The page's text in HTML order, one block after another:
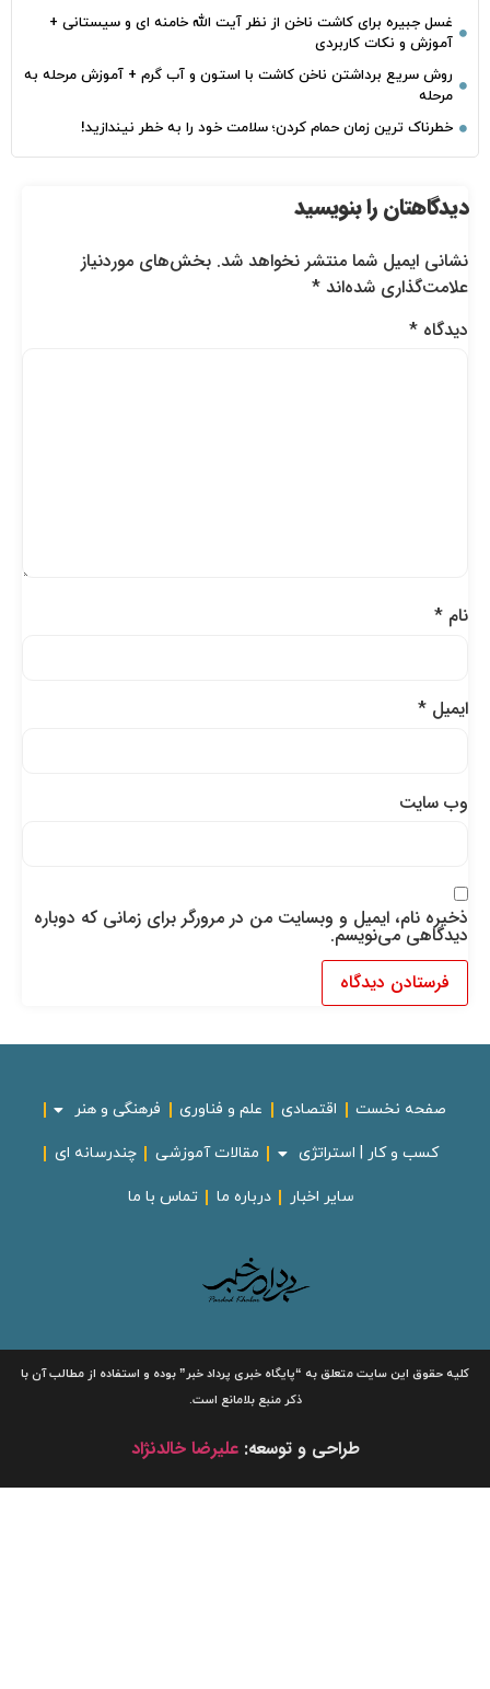
غسل جبیره برای کاشت ناخن از نظر آیت الله خامنه ای و سیستانی +
آموزش و نکات کاربردی
روش سریع برداشتن ناخن کاشت با استون و آب گرم + آموزش مرحله به
مرحله
خطرناک‌ ترین زمان‌ حمام کردن؛ سلامت خود را به خطر نیندازید!
دیدگاهتان را بنویسید
نشانی ایمیل شما منتشر نخواهد شد. بخش‌های موردنیاز
علامت‌گذاری شده‌اند*
دیدگاه*
نام*
ایمیل*
وب‌ سایت
ذخیره نام، ایمیل و وبسایت من در مرورگر برای زمانی که دوباره
دیدگاهی می‌نویسم.
صفحه نخست اقتصادی علم و فناوری فرهنگی و هنر
کسب و کار | استراتژی مقالات آموزشی چندرسانه ای
سایر اخبار درباره ما تماس با ما
کلیه حقوق این سایت متعلق به“پایگاه خبریپرداد خبر”بوده و استفاده از مطالب آن با
ذکر منبع بلامانع است.
طراحی و توسعه:علیرضا خالدنژاد